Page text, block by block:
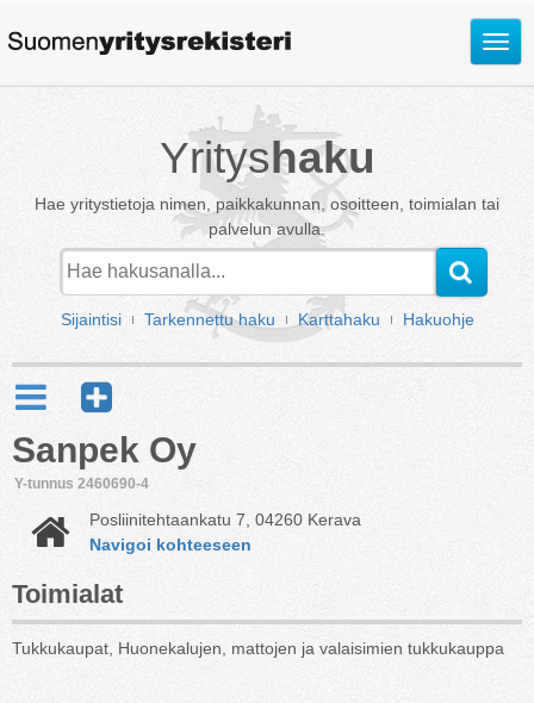
Avaa
Yrityshaku
Hae yritystietoja nimen, paikkakunnan, osoitteen, toimialan tai
palvelun avulla.
Sijaintisi Tarkennettu haku Karttahaku Hakuohje
Sanpek Oy
Y-tunnus 2460690-4
Posliinitehtaankatu 7, 04260 Kerava
Navigoi kohteeseen
Toimialat
Tukkukaupat, Huonekalujen, mattojen ja valaisimien tukkukauppa